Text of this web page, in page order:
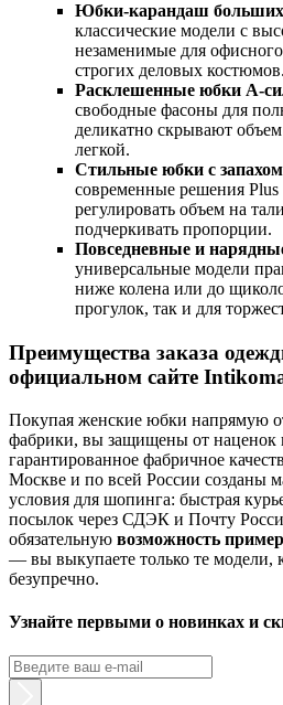
Юбки-карандаш больших
классические модели с
незаменимые для
строгих деловых костюмов.
Расклешенные юбки А-
свободные фасоны для
деликатно скрывают
легкой.
Стильные юбки с
современные решения
регулировать объем на
подчеркивать пропорции.
Повседневные и
универсальные модели
ниже колена или до
прогулок, так и для
Преимущества заказа
официальном сайте
Покупая женские юбки напрямую
фабрики, вы защищены от наценок
гарантированное фабричное
Москве и по всей России созданы
условия для шопинга: быстрая
посылок через СДЭК и Почту
обязательную возможность
— вы выкупаете только те модели,
безупречно.
Узнайте первыми о новинках и